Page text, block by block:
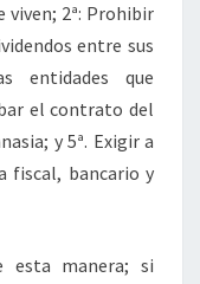
viven; 2ª: Prohibir
entre sus
entidades que
el contrato del
y 5ª. Exigir a
fiscal, bancario y
esta manera; si